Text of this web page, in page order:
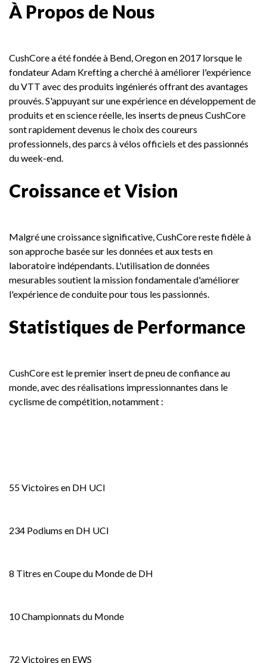
À Propos de Nous
CushCore a été fondée à Bend, Oregon en 2017 lorsque le
fondateur Adam Krefting a cherché à améliorer l'expérience
du VTT avec des produits ingénierés offrant des avantages
prouvés. S'appuyant sur une expérience en développement de
produits et en science réelle, les inserts de pneus CushCore
sont rapidement devenus le choix des coureurs
professionnels, des parcs à vélos officiels et des passionnés
du week-end.
Croissance et Vision
Malgré une croissance significative, CushCore reste fidèle à
son approche basée sur les données et aux tests en
laboratoire indépendants. L'utilisation de données
mesurables soutient la mission fondamentale d'améliorer
l'expérience de conduite pour tous les passionnés.
Statistiques de Performance
CushCore est le premier insert de pneu de confiance au
monde, avec des réalisations impressionnantes dans le
cyclisme de compétition, notamment :
55 Victoires en DH UCI
234 Podiums en DH UCI
8 Titres en Coupe du Monde de DH
10 Championnats du Monde
72 Victoires en EWS